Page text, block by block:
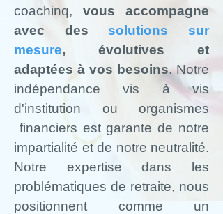
coachinq, vous accompagne
avec des solutions sur
mesure, évolutives et
adaptées à vos besoins. Notre
indépendance vis à vis
d'institution ou organismes
financiers est garante de notre
impartialité et de notre neutralité.
Notre expertise dans les
problématiques de retraite, nous
positionnent comme un